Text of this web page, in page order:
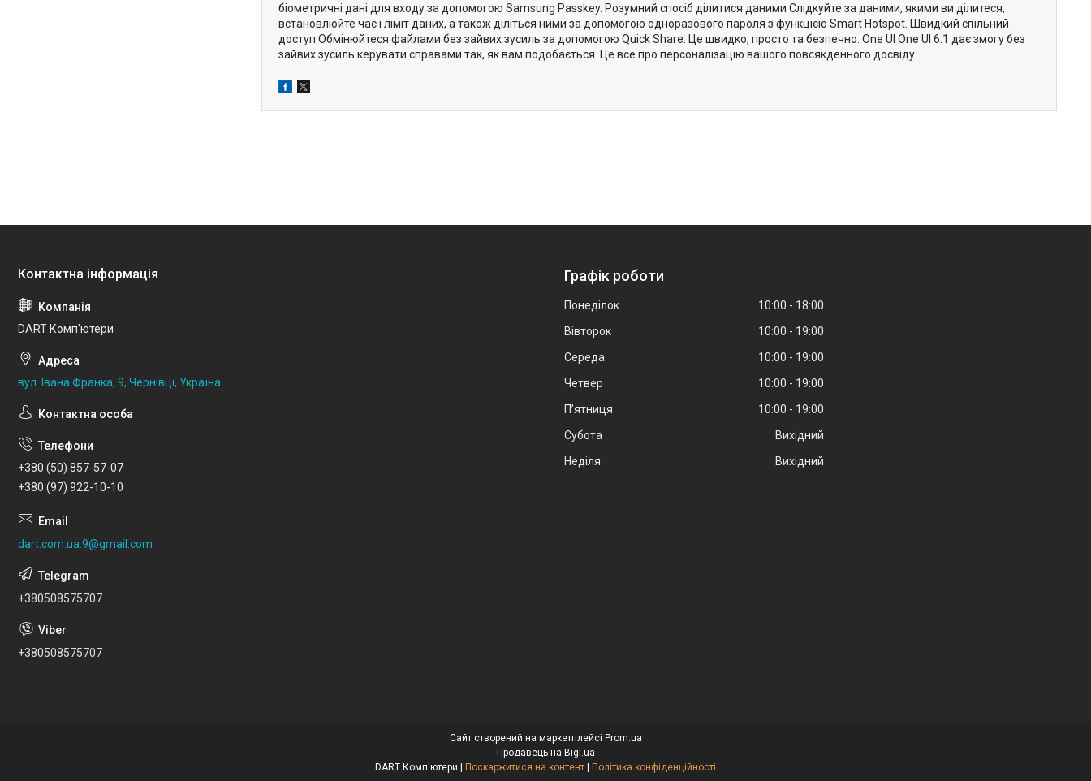
біометричні дані для входу за допомогою Samsung Passkey. Розумний спосіб ділитися даними Слідкуйте за даними, якими ви ділитеся,
встановлюйте час і ліміт даних, а також діліться ними за допомогою одноразового пароля з функцією Smart Hotspot. Швидкий спільний
доступ Обмінюйтеся файлами без зайвих зусиль за допомогою Quick Share. Це швидко, просто та безпечно. One UI One UI 6.1 дає змогу без
зайвих зусиль керувати справами так, як вам подобається. Це все про персоналізацію вашого повсякденного досвіду.
DART Комп'ютери
вул. Івана Франка, 9, Чернівці, Україна
+380 (50) 857-57-07
+380 (97) 922-10-10
dart.com.ua.9@gmail.com
+380508575707
+380508575707
Графік роботи
Понеділок 10:00
18:00
Вівторок
10:00
19:00
Середа
10:00
19:00
Четвер
10:00
19:00
Пʼятниця
10:00
19:00
Субота
Вихідний
Неділя
Вихідний
Сайт створений на маркетплейсі Prom.ua
Продавець на Bigl.ua
Поскаржитися на контент Політика конфіденційності